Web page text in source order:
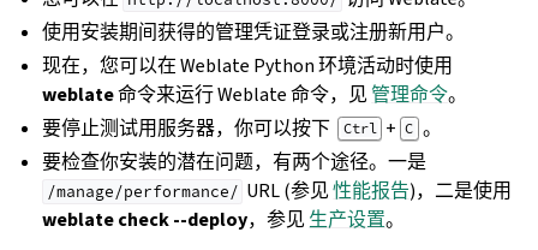
使用安装期间获得的管理凭证登录或注册新用户。
现在，您可以在 Weblate Python 环境活动时使用
weblate命令来运行 Weblate 命令，见 管理命令。
要停止测试用服务器，你可以按下
Ctrl + C 。
要检查你安装的潜在问题，有两个途径。一是
/manage/performance/ URL (参见性能报告)，二是使用
weblate check --deploy，参见 生产设置。